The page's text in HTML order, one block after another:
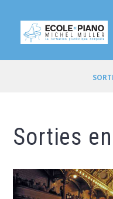
Sorties